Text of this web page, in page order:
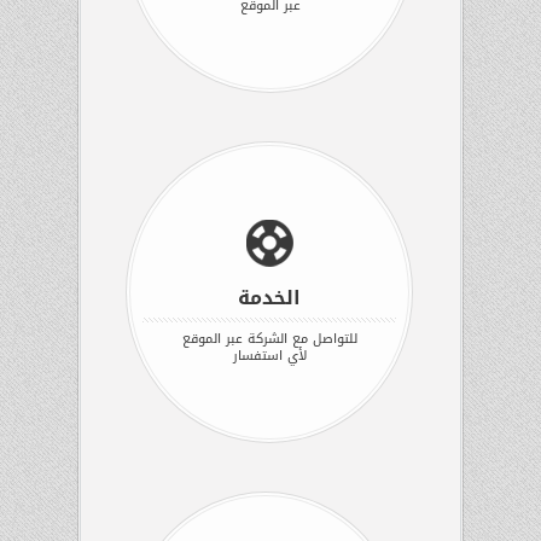
عبر الموقع
الخدمة
للتواصل مع الشركة عبر الموقع
لأي استفسار